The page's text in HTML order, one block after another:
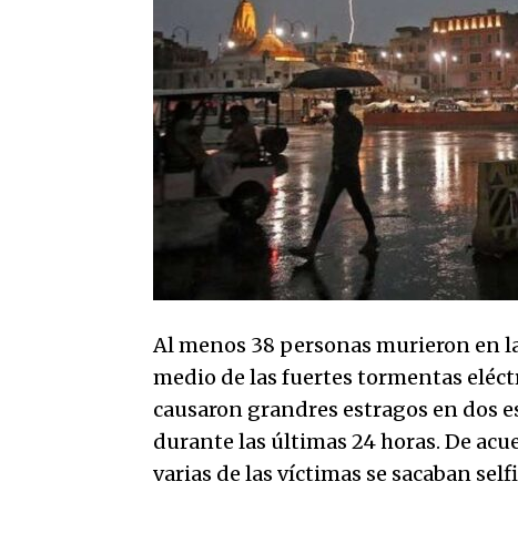
Al menos 38 personas murieron en
medio de las fuertes tormentas
causaron grandres estragos en dos
durante las últimas 24 horas. De
varias de las víctimas se sacaban